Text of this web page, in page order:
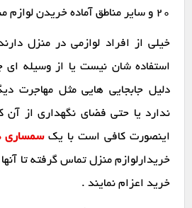
20 و سایر مناطق آماده خریدن لوازم منزل شما می باشد.
خیلی از افراد لوازمی در منزل
استفاده شان نیست یا از وسیله ای
دلیل جابجایی هایی مثل مهاجرت
ندارد یا حتی فضای نگهداری از آن
اینصورت کافی است با یکسمساری
خریدارلوازم منزل تماس گرفته تا
خرید اعزام نمایند .